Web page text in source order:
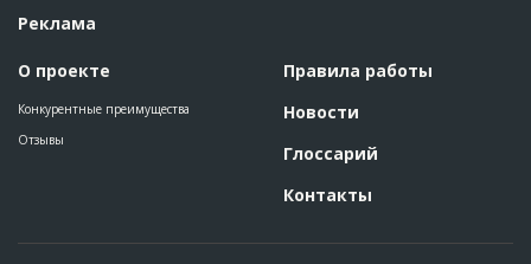
Реклама
О проекте
Конкурентные преимущества
Отзывы
Правила работы
Новости
Глоссарий
Контакты